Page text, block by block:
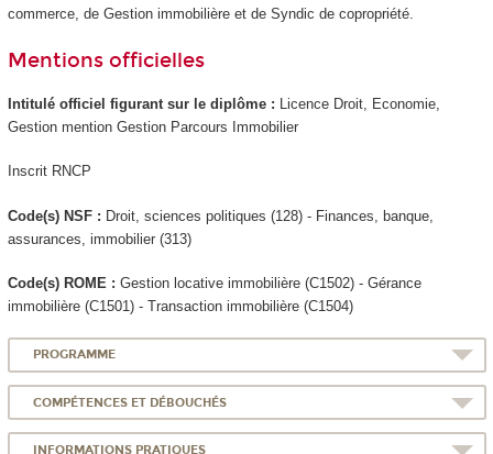
commerce, de Gestion immobilière et de Syndic de copropriété.
Mentions officielles
Intitulé officiel figurant sur le diplôme : Licence Droit, Economie,
Gestion mention Gestion Parcours Immobilier
Inscrit RNCP
Code(s) NSF : Droit, sciences politiques (128) - Finances, banque,
assurances, immobilier (313)
Code(s) ROME : Gestion locative immobilière (C1502) - Gérance
immobilière (C1501) - Transaction immobilière (C1504)
PROGRAMME
COMPÉTENCES ET DÉBOUCHÉS
INFORMATIONS PRATIQUES